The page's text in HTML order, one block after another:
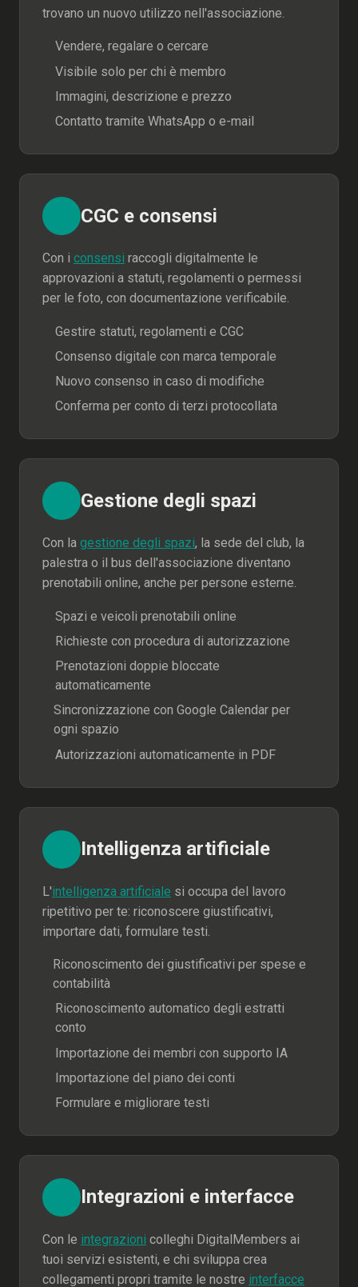
trovano un nuovo utilizzo nell'associazione.
Vendere, regalare o cercare
Visibile solo per chi è membro
Immagini, descrizione e prezzo
Contatto tramite WhatsApp o e-mail
CGC e consensi
Con i consensi raccogli digitalmente le
approvazioni a statuti, regolamenti o permessi
per le foto, con documentazione verificabile.
Gestire statuti, regolamenti e CGC
Consenso digitale con marca temporale
Nuovo consenso in caso di modifiche
Conferma per conto di terzi protocollata
Gestione degli spazi
Con la gestione degli spazi, la sede del club, la
palestra o il bus dell'associazione diventano
prenotabili online, anche per persone esterne.
Spazi e veicoli prenotabili online
Richieste con procedura di autorizzazione
Prenotazioni doppie bloccate
automaticamente
Sincronizzazione con Google Calendar per
ogni spazio
Autorizzazioni automaticamente in PDF
Intelligenza artificiale
L'intelligenza artificiale si occupa del lavoro
ripetitivo per te: riconoscere giustificativi,
importare dati, formulare testi.
Riconoscimento dei giustificativi per spese e
contabilità
Riconoscimento automatico degli estratti
conto
Importazione dei membri con supporto IA
Importazione del piano dei conti
Formulare e migliorare testi
Integrazioni e interfacce
Con le integrazioni colleghi DigitalMembers ai
tuoi servizi esistenti, e chi sviluppa crea
collegamenti propri tramite le nostre interfacce